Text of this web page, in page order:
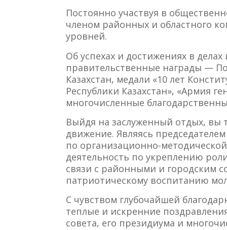
Постоянно участвуя в
членом районных и областного
уровней.
Об успехах и достижениях в
правительственные награды —
Казахстан, медали «10 лет
Республики Казахстан», «Армия
многочисленные
Выйдя на заслуженный отдых, вы
движение. Являясь
по организационно-
деятельность по укреплению
связи с районными и городским
патриотическому воспитанию
С чувством глубочайшей
теплые и искренние
совета, его президиума и